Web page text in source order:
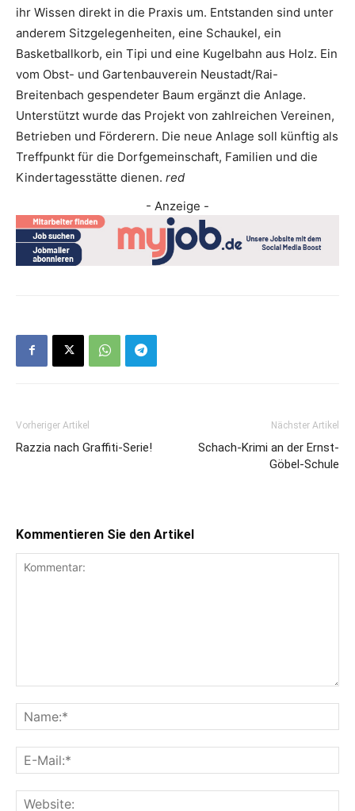
ihr Wissen direkt in die Praxis um. Entstanden sind unter
anderem Sitzgelegenheiten, eine Schaukel, ein
Basketballkorb, ein Tipi und eine Kugelbahn aus Holz. Ein
vom Obst- und Gartenbauverein Neustadt/Rai-
Breitenbach gespendeter Baum ergänzt die Anlage.
Unterstützt wurde das Projekt von zahlreichen Vereinen,
Betrieben und Förderern. Die neue Anlage soll künftig als
Treffpunkt für die Dorfgemeinschaft, Familien und die
Kindertagesstätte dienen. red
- Anzeige -
Vorheriger Artikel
Razzia nach Graffiti-Serie!
Nächster Artikel
Schach-Krimi an der Ernst-
Göbel-Schule
Kommentieren Sie den Artikel